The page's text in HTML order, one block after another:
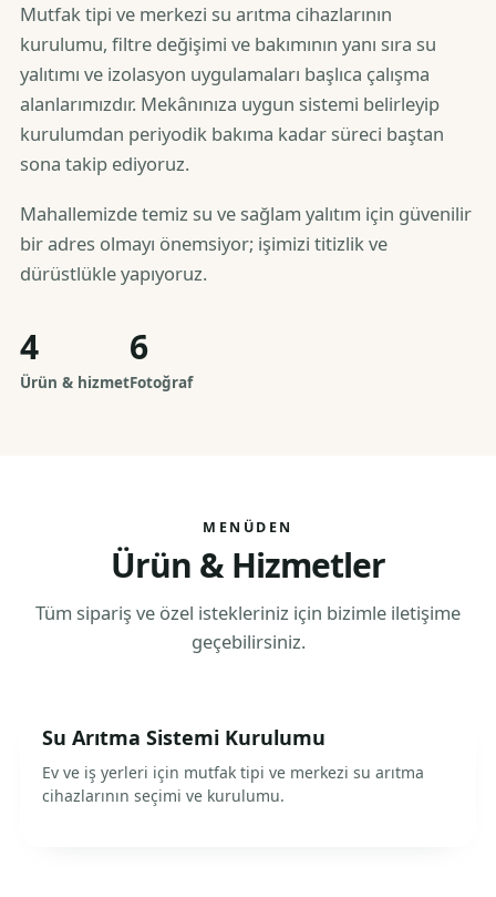
Mutfak tipi ve merkezi su arıtma cihazlarının
kurulumu, filtre değişimi ve bakımının yanı sıra su
yalıtımı ve izolasyon uygulamaları başlıca çalışma
alanlarımızdır. Mekânınıza uygun sistemi belirleyip
kurulumdan periyodik bakıma kadar süreci baştan
sona takip ediyoruz.
Mahallemizde temiz su ve sağlam yalıtım için güvenilir
bir adres olmayı önemsiyor; işimizi titizlik ve
dürüstlükle yapıyoruz.
4
Ürün & hizmet
6
Fotoğraf
MENÜDEN
Ürün & Hizmetler
Tüm sipariş ve özel istekleriniz için bizimle iletişime
geçebilirsiniz.
Su Arıtma Sistemi Kurulumu
Ev ve iş yerleri için mutfak tipi ve merkezi su arıtma
cihazlarının seçimi ve kurulumu.